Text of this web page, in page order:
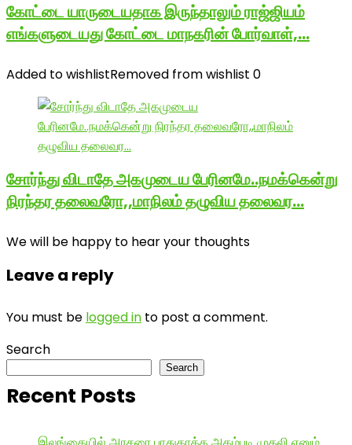
கோட்டை யாருடையதாக இருந்தாலும் ராஜ்ஜியம்
எங்களுடையது கோட்டை மாநகரின் போர்வாள்,…
Added to wishlistRemoved from wishlist 0
சோர்ந்து விடாதே அகமுடைய பேரினமே..நமக்கென்று
நிரந்தர தலைவரோ,,மாநிலம் தழுவிய தலைவர…
We will be happy to hear your thoughts
Leave a reply
You must be logged in to post a comment.
Search
Search
Recent Posts